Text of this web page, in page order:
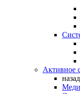
Активное
назад